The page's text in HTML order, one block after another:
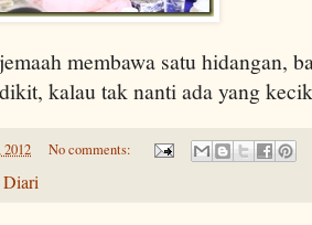
membawa satu hidangan,
kalau tak nanti ada yang
2012 No comments:
Diari